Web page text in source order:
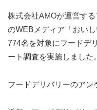
株式会社AMOが運営す
のWEBメディア「おい
774名を対象にフードデ
ート調査を実施しました。
フードデリバリーのアン